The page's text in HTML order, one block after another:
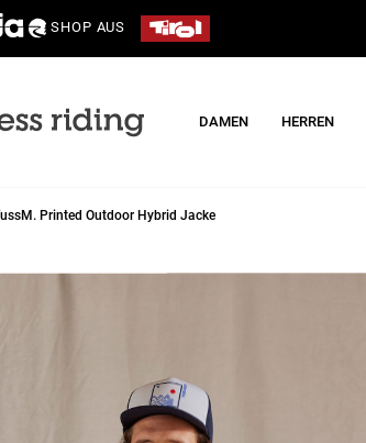
SHOP AUS
DAMEN HERREN
Printed Outdoor Hybrid Jacke